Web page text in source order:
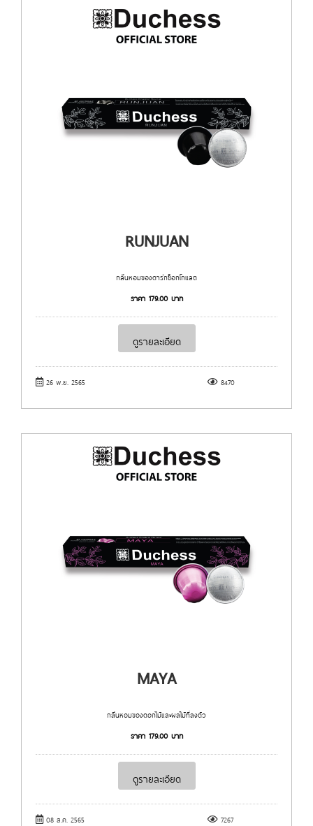
RUNJUAN
กลิ่นหอมของดาร์กช็อกโกแลต
ราคา 179.00บาท
ดูรายละเอียด
26 พ.ย. 2565 8470
MAYA
กลิ่นหอมของดอกไม้และผลไม้ที่ลงตัว
ราคา 179.00บาท
ดูรายละเอียด
08 ส.ค. 2565 7267